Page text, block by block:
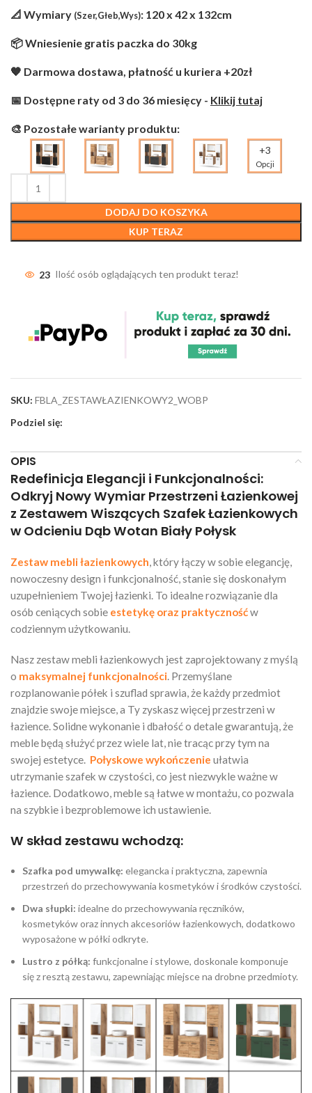
📐 Wymiary (Szer,Głeb,Wys): 120 x 42 x 132cm
📦 Wniesienie gratis paczka do 30kg
🧡 Darmowa dostawa, płatność u kuriera +20zł
📅 Dostępne raty od 3 do 36 miesięcy - Klikij tutaj
🎨 Pozostałe warianty produktu:
+3
Opcji
DODAJ DO KOSZYKA
KUP TERAZ
23 Ilość osób oglądających ten produkt teraz!
SKU: FBLA_ZESTAWŁAZIENKOWY2_WOBP
Podziel się:
OPIS
Redefinicja Elegancji i Funkcjonalności:
Odkryj Nowy Wymiar Przestrzeni Łazienkowej
z Zestawem Wiszących Szafek Łazienkowych
w Odcieniu Dąb Wotan Biały Połysk
Zestaw mebli łazienkowych, który łączy w sobie elegancję,
nowoczesny design i funkcjonalność, stanie się doskonałym
uzupełnieniem Twojej łazienki. To idealne rozwiązanie dla
osób ceniących sobie estetykę oraz praktycznośćw
codziennym użytkowaniu.
Nasz zestaw mebli łazienkowych jest zaprojektowany z myślą
o maksymalnej funkcjonalności. Przemyślane
rozplanowanie półek i szuflad sprawia, że każdy przedmiot
znajdzie swoje miejsce, a Ty zyskasz więcej przestrzeni w
łazience. Solidne wykonanie i dbałość o detale gwarantują, że
meble będą służyć przez wiele lat, nie tracąc przy tym na
swojej estetyce. Połyskowe wykończenie ułatwia
utrzymanie szafek w czystości, co jest niezwykle ważne w
łazience. Dodatkowo, meble są łatwe w montażu, co pozwala
na szybkie i bezproblemowe ich ustawienie.
W skład zestawu wchodzą:
Szafka pod umywalkę: elegancka i praktyczna, zapewnia
przestrzeń do przechowywania kosmetyków i środków czystości.
Dwa słupki: idealne do przechowywania ręczników,
kosmetyków oraz innych akcesoriów łazienkowych, dodatkowo
wyposażone w półki odkryte.
Lustro z półką: funkcjonalne i stylowe, doskonale komponuje
się z resztą zestawu, zapewniając miejsce na drobne przedmioty.